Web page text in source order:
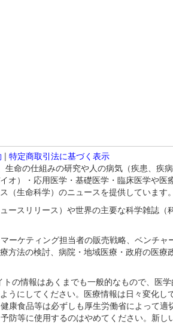
| 特定商取引法に基づく表示
命の仕組みの研究や人の病気（疾患、疾
）・応用医学・基礎医学・臨床医学や
（生命科学）のニュースを提供しています
スリリース）や世界の主要な科学雑誌
ーケティング担当者の販売戦略、ベンチ
法の検討、病院・地域医療・政府の医
の情報はあくまでも一般的なもので、医
うにしてください。医療情報は日々変化
康食品等は必ずしも厚生労働省によって
等に使用するのはやめてください。新